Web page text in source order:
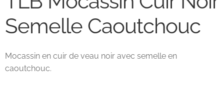
John Lobb Chaussures
Matthew Cookson
Semelle Caoutchouc
Mocassin en cuir de veau noir avec semelle en
caoutchouc.